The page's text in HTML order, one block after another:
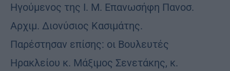
Ηγούμενος της Ι. Μ. Επανωσήφη Πανοσ.
Αρχιμ. Διονύσιος Κασιμάτης.
Παρέστησαν επίσης: οι Βουλευτές
Ηρακλείου κ. Μάξιμος Σενετάκης, κ.